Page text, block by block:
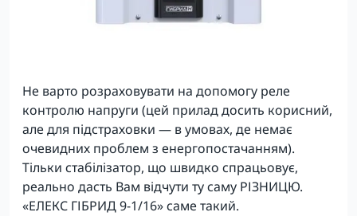
Не варто розраховувати на допомогу реле
контролю напруги (цей прилад досить корисний,
але для підстраховки — в умовах, де немає
очевидних проблем з енергопостачанням).
Тільки стабілізатор, що швидко спрацьовує,
реально дасть Вам відчути ту саму РІЗНИЦЮ.
«ЕЛЕКС ГІБРИД 9-1/16» саме такий.